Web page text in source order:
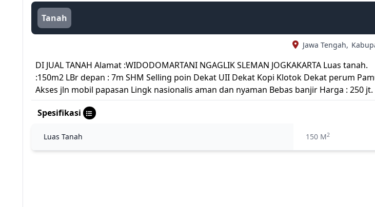
Tanah
Jawa Tengah,
DI JUAL TANAH Alamat :WIDODOMARTANI NGAGLIK SLEMAN JOGKAKARTA Luas tanah.
:150m2 LBr depan : 7m SHM Selling poin Dekat UII Dekat Kopi Klotok Dekat perum
Akses jln mobil papasan Lingk nasionalis aman dan nyaman Bebas banjir Harga : 250 jt.
Spesifikasi
Luas Tanah 150 M2